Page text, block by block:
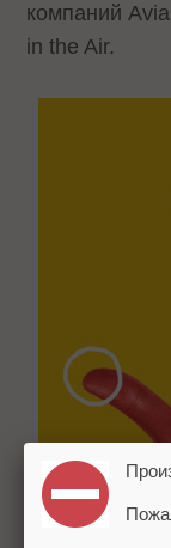
компаний
in the Air.